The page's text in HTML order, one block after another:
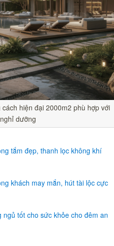
hiện đại 2000m2 phù hợp với
dưỡng
tắm đẹp, thanh lọc không khí
khách may mắn, hút tài lộc cực
tốt cho sức khỏe cho đêm an